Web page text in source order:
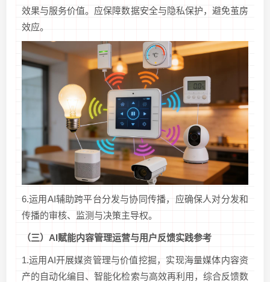
效果与服务价值。应保障数据安全与隐私保护，避免茧房
效应。
6.运用AI辅助跨平台分发与协同传播，应确保人对分发和
传播的审核、监测与决策主导权。
（三） AI赋能内容管理运营与用户反馈实践参考
1.运用AI开展媒资管理与价值挖掘，实现海量媒体内容资
产的自动化编目、智能化检索与高效再利用，综合反馈数